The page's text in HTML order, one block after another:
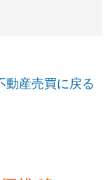
動産売買に戻る